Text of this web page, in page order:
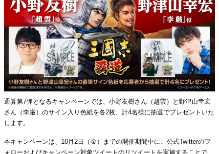
通算第7弾となるキャンペーンでは、小野友樹さん（趙雲）と野津山幸宏
さん（李厳）のサイン入り色紙を各2枚、計4名様に抽選でプレゼントいた
します。
本キャンペーンは、10月2日（金）までの開催期間中に、公式Twitterのフ
ォローおよびキャンペーン対象ツイートのリツイートを実施することで、